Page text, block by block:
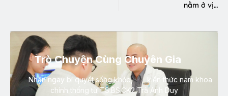
nằm ở vị…
Trò Chuyện Cùng Chuyên Gia
Nhận ngay bí quyết sống khỏe, kiến thức nam khoa
chính thống từ TS.BS.CK2 Trà Anh Duy